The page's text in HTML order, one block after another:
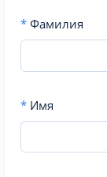
* Фамилия
* Имя